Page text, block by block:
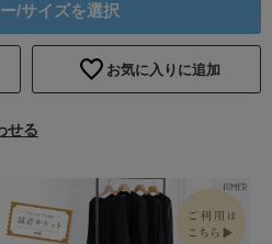
/サイズを選択
お気に入りに追加
せる